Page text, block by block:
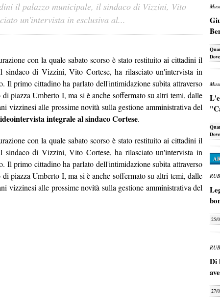
il palazzo municipale, il sindaco di Vizzini, Vito
un'intervista in esclusiva al...
con la quale sabato scorso è stato restituito ai cittadini il
sindaco di Vizzini, Vito Cortese, ha rilasciato un'intervista in
Il primo cittadino ha parlato dell'intimidazione subita attraverso
piazza Umberto I, ma si è anche soffermato su altri temi, dalle
vizzinesi alle prossime novità sulla gestione amministrativa del
integrale al sindaco Cortese.
con la quale sabato scorso è stato restituito ai cittadini il
sindaco di Vizzini, Vito Cortese, ha rilasciato un'intervista in
Il primo cittadino ha parlato dell'intimidazione subita attraverso
piazza Umberto I, ma si è anche soffermato su altri temi, dalle
vizzinesi alle prossime novità sulla gestione amministrativa del
Dove
Dove
25/
Di
27/